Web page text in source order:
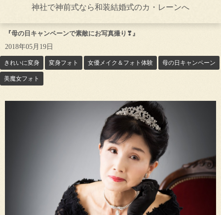
神社で神前式なら和装結婚式のカ・レーンへ
『母の日キャンペーンで素敵にお写真撮り❣』
2018年05月19日
きれいに変身 変身フォト 女優メイク＆フォト体験 母の日キャンペーン
美魔女フォト